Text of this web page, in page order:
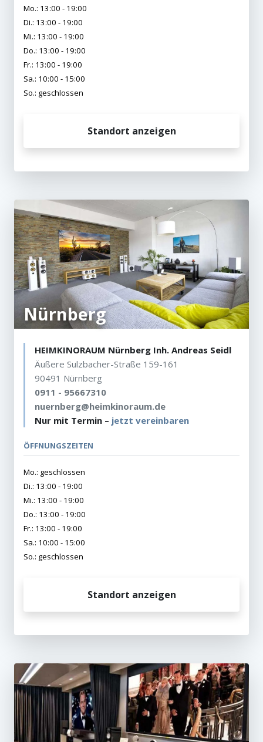
Mo.: 13:00 - 19:00
Di.: 13:00 - 19:00
Mi.: 13:00 - 19:00
Do.: 13:00 - 19:00
Fr.: 13:00 - 19:00
Sa.: 10:00 - 15:00
So.: geschlossen
Standort anzeigen
Nürnberg
HEIMKINORAUM Nürnberg Inh. Andreas Seidl
Äußere Sulzbacher-Straße 159-161
90491 Nürnberg
0911 - 95667310
nuernberg@heimkinoraum.de
Nur mit Termin – jetzt vereinbaren
ÖFFNUNGSZEITEN
Mo.: geschlossen
Di.: 13:00 - 19:00
Mi.: 13:00 - 19:00
Do.: 13:00 - 19:00
Fr.: 13:00 - 19:00
Sa.: 10:00 - 15:00
So.: geschlossen
Standort anzeigen
KEINE ANGEBOTE
Erhalten Sie exklusive Angebote, News und
Updates direkt in Ihr Postfach. Kostenlos und
jederzeit kündbar.